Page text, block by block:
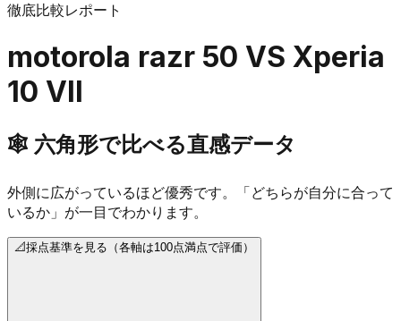
徹底比較レポート
motorola razr 50 VS Xperia
10 VII
🕸️ 六角形で比べる直感データ
外側に広がっているほど優秀です。「どちらが自分に合って
いるか」が一目でわかります。
📐採点基準を見る（各軸は100点満点で評価）